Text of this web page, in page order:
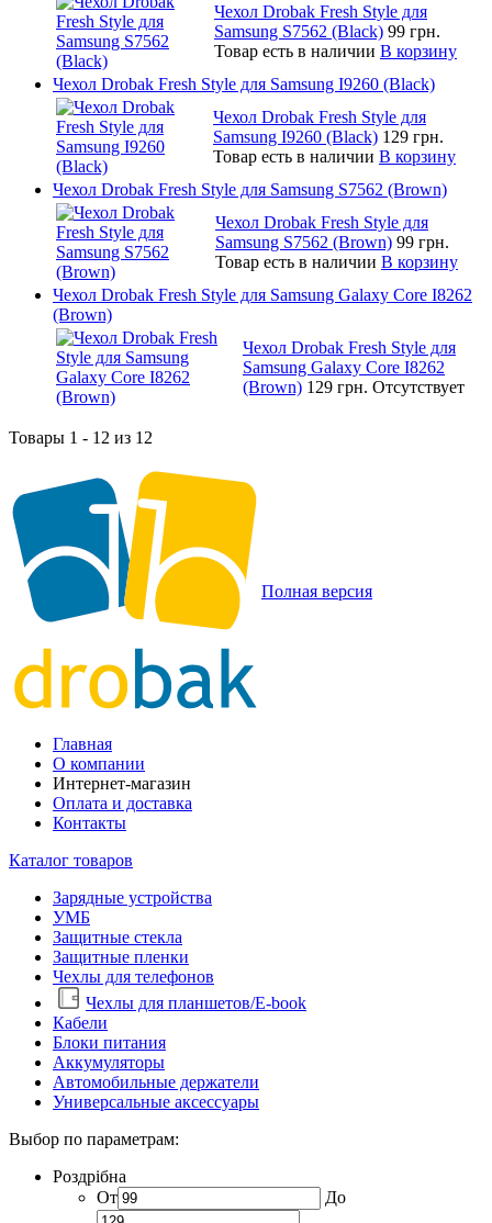
Чехол Drobak Fresh Style для
Samsung S7562 (Black) 99 грн.
Товар есть в наличии В корзину
Чехол Drobak Fresh Style для Samsung I9260 (Black)
Чехол Drobak Fresh Style для
Samsung I9260 (Black) 129 грн.
Товар есть в наличии В корзину
Чехол Drobak Fresh Style для Samsung S7562 (Brown)
Чехол Drobak Fresh Style для
Samsung S7562 (Brown) 99 грн.
Товар есть в наличии В корзину
Чехол Drobak Fresh Style для Samsung Galaxy Core I8262
(Brown)
Чехол Drobak Fresh Style для
Samsung Galaxy Core I8262
(Brown) 129 грн. Отсутствует
Товары 1 - 12 из 12
Полная версия
Главная
О компании
Интернет-магазин
Оплата и доставка
Контакты
Каталог товаров
Зарядные устройства
УМБ
Защитные стекла
Защитные пленки
Чехлы для телефонов
Чехлы для планшетов/E-book
Кабели
Блоки питания
Аккумуляторы
Автомобильные держатели
Универсальные аксессуары
Выбор по параметрам:
Роздрібна
От
До